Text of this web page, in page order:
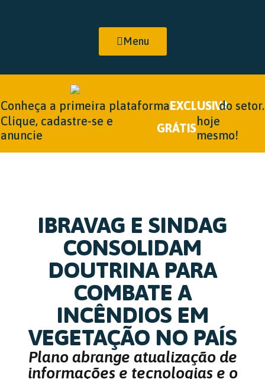
Menu
Conheça a primeira plataformaEXCLUSIVAdo setor.
Clique, cadastre-se e
anuncie
GRÁTIS
hoje
mesmo!
IBRAVAG E SINDAG
CONSOLIDAM
DOUTRINA PARA
COMBATE A
INCÊNDIOS EM
VEGETAÇÃO NO PAÍS
Plano abrange atualização de
informações e tecnologias e o